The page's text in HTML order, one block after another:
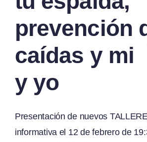
prevención
caídas y mi
y yo
Presentación de nuevos
informativa el 12 de febrero de